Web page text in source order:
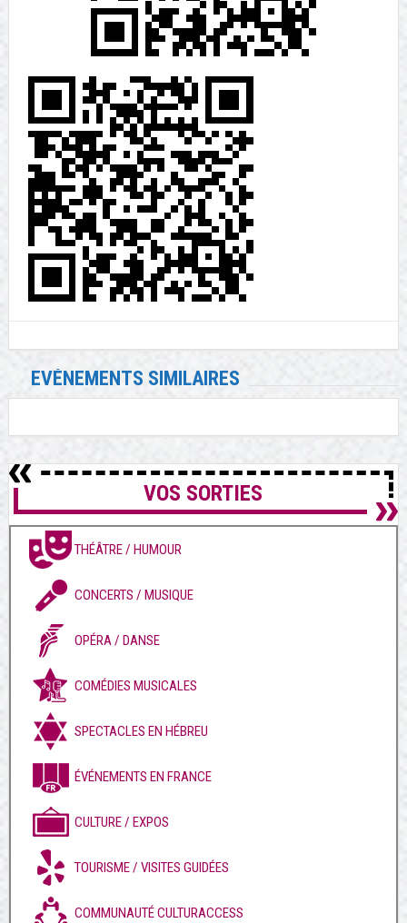
EVÉNEMENTS SIMILAIRES
VOS SORTIES
THÉÂTRE / HUMOUR
CONCERTS / MUSIQUE
OPÉRA / DANSE
COMÉDIES MUSICALES
SPECTACLES EN HÉBREU
ÉVÉNEMENTS EN FRANCE
CULTURE / EXPOS
TOURISME / VISITES GUIDÉES
COMMUNAUTÉ CULTURACCESS